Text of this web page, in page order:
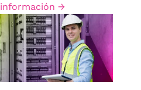
información →